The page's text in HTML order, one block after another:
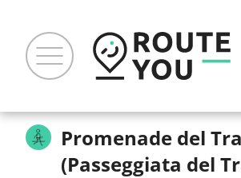
Promenade del
(Passeggiata del